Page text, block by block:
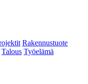
Rakennustuote
Talous Työelämä